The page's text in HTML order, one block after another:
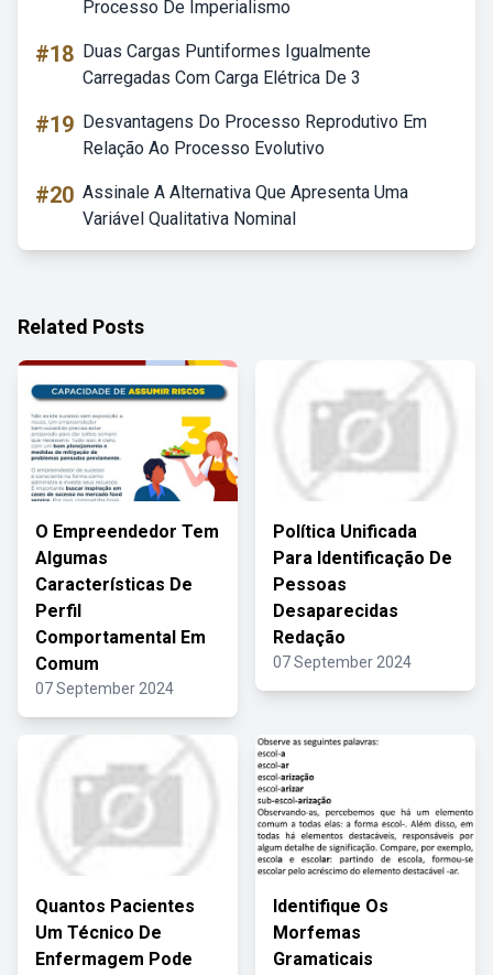
Processo De Imperialismo
#18 Duas Cargas Puntiformes Igualmente
Carregadas Com Carga Elétrica De 3
#19 Desvantagens Do Processo Reprodutivo Em
Relação Ao Processo Evolutivo
#20 Assinale A Alternativa Que Apresenta Uma
Variável Qualitativa Nominal
Related Posts
O Empreendedor Tem
Algumas
Características De
Perfil
Comportamental Em
Comum
07 September 2024
Política Unificada
Para Identificação De
Pessoas
Desaparecidas
Redação
07 September 2024
Quantos Pacientes
Um Técnico De
Enfermagem Pode
Identifique Os
Morfemas
Gramaticais